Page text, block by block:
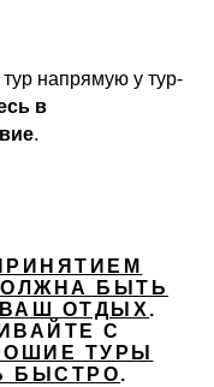
напрямую у тур-
в
.
БЫТЬ
ОТДЫХ .
С
ТУРЫ
БЫСТРО.